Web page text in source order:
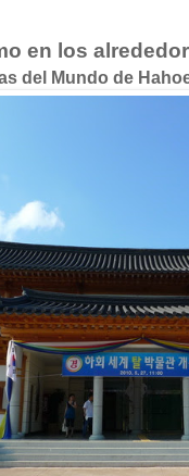
en los
del Mundo de